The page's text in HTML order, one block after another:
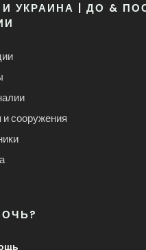
УКРАИНА | ДО &
и сооружения